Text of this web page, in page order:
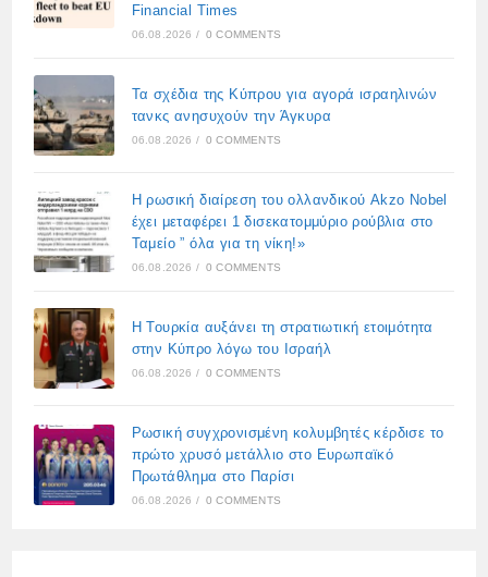
Financial Times
06.08.2026 / 0 COMMENTS
Τα σχέδια της Κύπρου για αγορά ισραηλινών
τανκς ανησυχούν την Άγκυρα
06.08.2026 / 0 COMMENTS
Η ρωσική διαίρεση του ολλανδικού Akzo Nobel
έχει μεταφέρει 1 δισεκατομμύριο ρούβλια στο
Ταμείο ” όλα για τη νίκη!»
06.08.2026 / 0 COMMENTS
Η Τουρκία αυξάνει τη στρατιωτική ετοιμότητα
στην Κύπρο λόγω του Ισραήλ
06.08.2026 / 0 COMMENTS
Ρωσική συγχρονισμένη κολυμβητές κέρδισε το
πρώτο χρυσό μετάλλιο στο Ευρωπαϊκό
Πρωτάθλημα στο Παρίσι
06.08.2026 / 0 COMMENTS